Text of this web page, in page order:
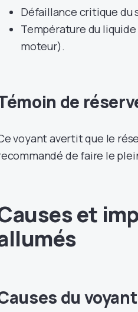
Défaillance critique du
Température du
moteur).
de
voyant avertit que le
de faire le
et
du